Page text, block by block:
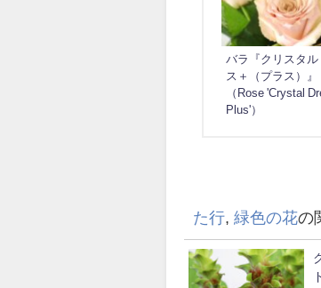
バラ『クリスタル
ス＋（プラス）』
（Rose 'Crystal
Plus'）
た行,緑色の花の